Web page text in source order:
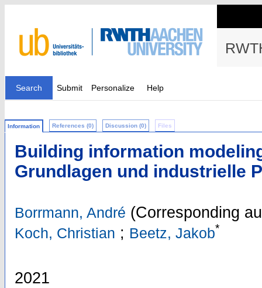
Search Submit Personalize Help
Information References (0) Discussion (0) Files
Building information
Grundlagen und industrielle
Borrmann, André (Corresponding
Koch, Christian ; Beetz, Jakob*
2021